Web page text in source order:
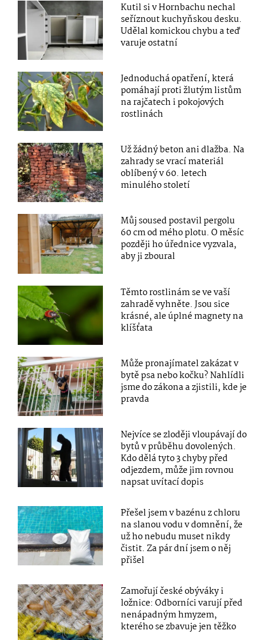
Kutil si v Hornbachu nechal
seříznout kuchyňskou desku.
Udělal komickou chybu a teď
varuje ostatní
Jednoduchá opatření, která
pomáhají proti žlutým listům
na rajčatech i pokojových
rostlinách
Už žádný beton ani dlažba. Na
zahrady se vrací materiál
oblíbený v 60. letech
minulého století
Můj soused postavil pergolu
60 cm od mého plotu. O měsíc
později ho úřednice vyzvala,
aby ji zboural
Těmto rostlinám se ve vaší
zahradě vyhněte. Jsou sice
krásné, ale úplné magnety na
klíšťata
Může pronajímatel zakázat v
bytě psa nebo kočku? Nahlídli
jsme do zákona a zjistili, kde je
pravda
Nejvíce se zloději vloupávají do
bytů v průběhu dovolených.
Kdo dělá tyto 3 chyby před
odjezdem, může jim rovnou
napsat uvítací dopis
Přešel jsem v bazénu z chloru
na slanou vodu v domnění, že
už ho nebudu muset nikdy
čistit. Za pár dní jsem o něj
přišel
Zamořují české obýváky i
ložnice: Odborníci varují před
nenápadným hmyzem,
kterého se zbavuje jen těžko